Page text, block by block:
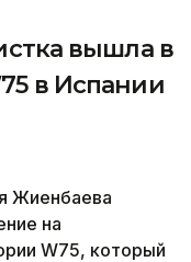
вышла в
в Испании
Жиенбаева
на
W75, который